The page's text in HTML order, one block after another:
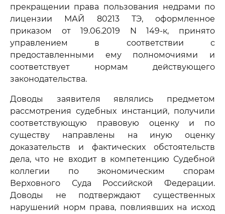
прекращении права пользования недрами по
лицензии МАЙ 80213 ТЭ, оформленное
приказом от 19.06.2019 N 149-к, принято
управлением в соответствии с
предоставленными ему полномочиями и
соответствует нормам действующего
законодательства.
Доводы заявителя являлись предметом
рассмотрения судебных инстанций, получили
соответствующую правовую оценку и по
существу направлены на иную оценку
доказательств и фактических обстоятельств
дела, что не входит в компетенцию Судебной
коллегии по экономическим спорам
Верховного Суда Российской Федерации.
Доводы не подтверждают существенных
нарушений норм права, повлиявших на исход